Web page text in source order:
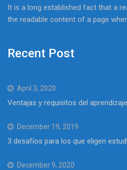
It is a long established fact that a
the readable content of a page
Recent Post
April 3, 2020
Ventajas y requisitos del
December 19, 2019
3 desafíos para los que eligen
December 9, 2020